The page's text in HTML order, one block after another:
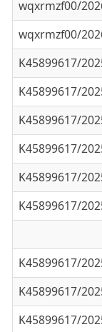
首页 上一页